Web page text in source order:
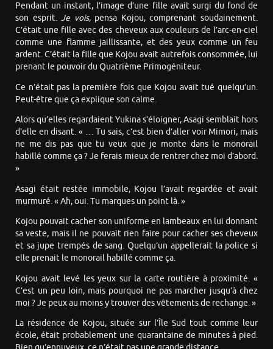
Pendant un instant, l’image d’une fille avait surgi du fond de
son esprit.Je vois, pensa Kojou, comprenant soudainement.
C’était une fille avec des cheveux aux couleurs de l’arc-en-ciel
comme une flamme jaillissante, et des yeux comme un feu
ardent. C’était la fille que Kojou avait autrefois consommée, lui
prenant le pouvoir du Quatrième Primogéniteur.
Ce n’était pas la première fois que Kojou avait tué quelqu’un.
Peut-être que ça explique son calme.
Alors qu’elles regardaient Yukina s’éloigner, Asagi semblait hors
d’elle en disant. « … Tu sais, c’est bien d’aller voir Mimori, mais
ne me dis pas que tu veux que je monte dans le monorail
habillé comme ça ? Je ferais mieux de rentrer chez moi d’abord.
»
Asagi était restée immobile, Kojou l’avait regardée et avait
murmuré. « Ah, oui. Tu marques un point là. »
Kojou pouvait cacher son uniforme en lambeaux en lui donnant
sa veste, mais il ne pouvait rien faire pour cacher ses cheveux
et sa jupe trempés de sang. Quelqu’un appellerait la police si
elle prenait le monorail habillé comme ça.
Kojou avait levé les yeux sur la carte routière à proximité. «
C’est un peu loin, mais pourquoi ne pas marcher jusqu’à chez
moi ? Je peux au moins y trouver des vêtements de rechange. »
La résidence de Kojou, située sur l’Île Sud tout comme leur
école, était probablement une quarantaine de minutes à pied.